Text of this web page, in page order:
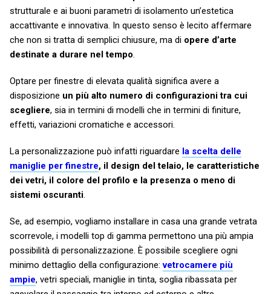
strutturale e ai buoni parametri di isolamento un’estetica
accattivante e innovativa. In questo senso è lecito affermare
che non si tratta di semplici chiusure, ma di opere d’arte
destinate a durare nel tempo.
Optare per finestre di elevata qualità significa avere a
disposizione un più alto numero di configurazioni tra cui
scegliere, sia in termini di modelli che in termini di finiture,
effetti, variazioni cromatiche e accessori.
La personalizzazione può infatti riguardare la scelta delle
maniglie per finestre, il design del telaio, le caratteristiche
dei vetri, il colore del profilo e la presenza o meno di
sistemi oscuranti.
Se, ad esempio, vogliamo installare in casa una grande vetrata
scorrevole, i modelli top di gamma permettono una più ampia
possibilità di personalizzazione. È possibile scegliere ogni
minimo dettaglio della configurazione:vetrocamere più
ampie, vetri speciali, maniglie in tinta, soglia ribassata per